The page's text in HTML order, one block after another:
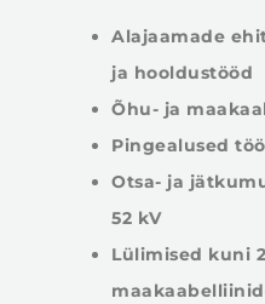
Alajaamade
ja hooldustööd
Õhu- ja
Pingealused
Otsa- ja
52 kV
Lülimised kuni